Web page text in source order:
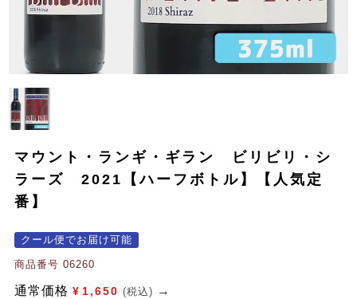
マウント・ランギ・ギラン ビリビリ・シ
ラーズ 2021【ハーフボトル】【人気定
番】
クール便でお届け可能
商品番号 06260
通常価格 ¥ 1,650 (税込)